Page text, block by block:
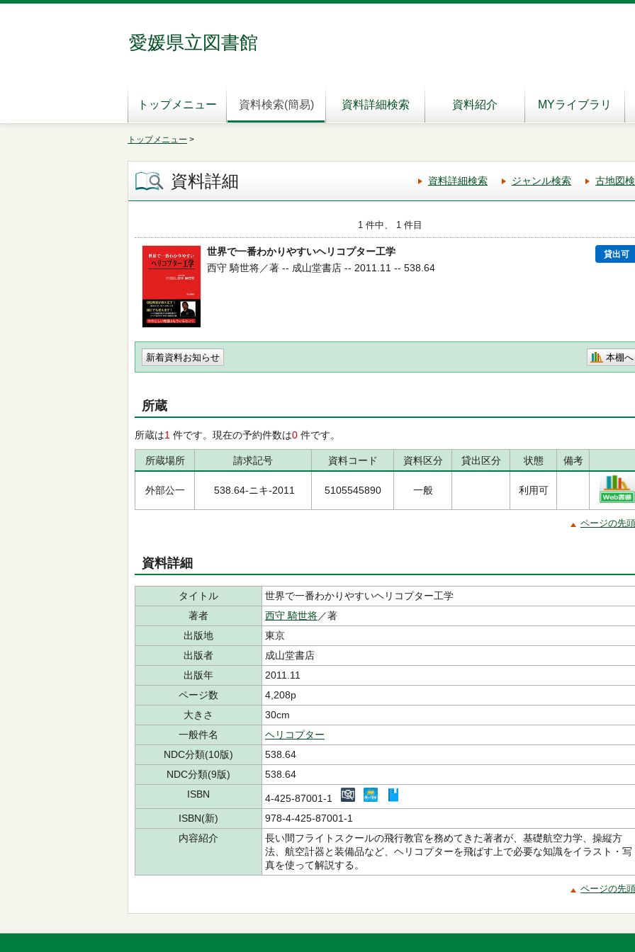
愛媛県立図書館
トップメニュー 資料検索(簡易) 資料詳細検索 資料紹介 MYライブラリ
トップメニュー >
資料詳細 資料詳細検索 ジャンル検索 古地図
1 件中、 1 件目
世界で一番わかりやすいヘリコプター工学 貸出可
西守 騎世将／著 -- 成山堂書店 -- 2011.11 -- 538.64
新着資料お知らせ 本棚へ
所蔵
所蔵は1 件です。現在の予約件数は0 件です。
所蔵場所 請求記号 資料コード 資料区分 貸出区分 状態 備考
外部公一 538.64-ニキ-2011 5105545890 一般 利用可
ページの先
資料詳細
タイトル
世界で一番わかりやすいヘリコプター工学
著者
西守 騎世将／著
出版地
東京
出版者
成山堂書店
出版年
2011.11
ページ数
4,208p
大きさ
30cm
一般件名
ヘリコプター
NDC分類(10版)
538.64
NDC分類(9版)
538.64
ISBN
4-425-87001-1
ISBN(新)
978-4-425-87001-1
内容紹介
長い間フライトスクールの飛行教官を務めてきた著者が、基礎航空力学、操縦方
法、航空計器と装備品など、ヘリコプターを飛ばす上で必要な知識をイラスト・写
真を使って解説する。
ページの先